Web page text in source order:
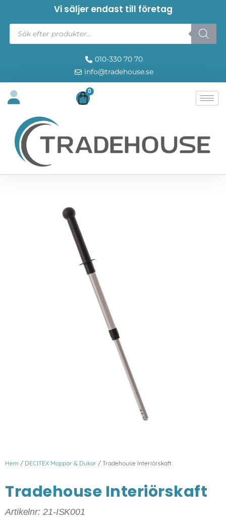
Vi säljer endast till företag
010-330 70 70
info@tradehouse.se
0
Hem / DECITEX Moppar & Dukar / Tradehouse Interiörskaft
Tradehouse Interiörskaft
Artikelnr: 21-ISK001